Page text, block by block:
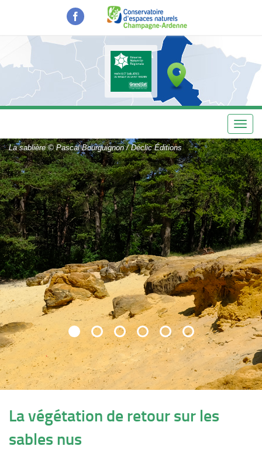
principal
La sablière © Pascal Bourguignon / Déclic Éditions
La végétation de retour sur les
sables nus